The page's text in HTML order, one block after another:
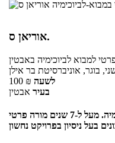
אוריאן ס.
למבוא לביוכימיה באבטין
בוגר, אוניברסיטת בר אילן
100 ₪ לשעה
בעיר אבטין
מהנדס כימיה וביוטכ', תואר שני בכימיה. מעל ל-7 שנים מורה פרטי
בעל ניסיון בפרויקט נחשון